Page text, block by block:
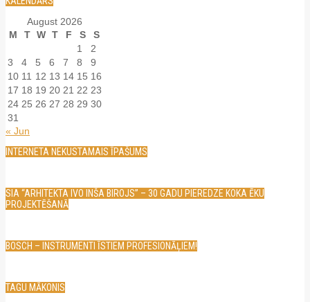
August 2026
M
T W T F S
S
1
2
3
4 5 6 7 8
9
10 11 12 13 14 15 16
17 18 19 20 21 22 23
24 25 26 27 28 29 30
31
« Jun
INTERNETA NEKUSTAMAIS ĪPAŠUMS
SIA “ARHITEKTA IVO INŠA BIROJS” – 30 GADU PIEREDZE KOKA ĒKU
PROJEKTĒŠANĀ
BOSCH – INSTRUMENTI ĪSTIEM PROFESIONĀĻIEM!
TAGU MĀKONIS